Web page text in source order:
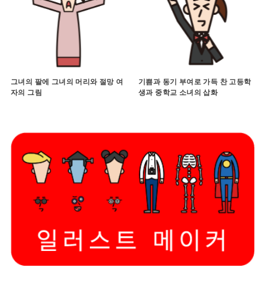
그녀의 팔에 그녀의 머리와 절망 여
자의 그림
기쁨과 동기 부여로 가득 찬 고등학
생과 중학교 소녀의 삽화